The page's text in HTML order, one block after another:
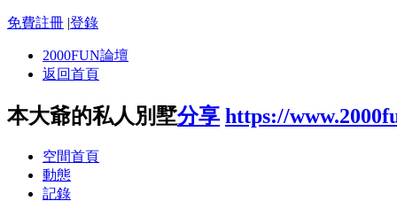
免費註冊 |登錄
2000FUN論壇
返回首頁
本大爺的私人別墅分享 https://
空間首頁
動態
記錄